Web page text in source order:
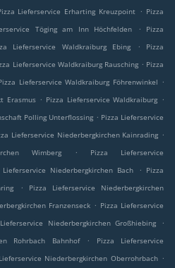
Lieferservice Erharting Kreuzpoint . Pizza
Töging am Inn Höchfelden .
Pizza
Lieferservice Waldkraiburg Ebing .
Pizza
Lieferservice Waldkraiburg Rausching . Pizza
Lieferservice Waldkraiburg Föhrenwinkel .
Erasmus . Pizza Lieferservice Waldkraiburg .
Polling Unterflossing . Pizza Lieferservice
Lieferservice Niederbergkirchen Kainrading .
Wimberg
.
Pizza Lieferservice
Lieferservice Niederbergkirchen Bach . Pizza
.
Pizza Lieferservice Niederbergkirchen
Franzenseck . Pizza Lieferservice
Niederbergkirchen Großhiebing
.
Rohrbach Bahnhof
.
Pizza Lieferservice
Niederbergkirchen Oberrohrbach .